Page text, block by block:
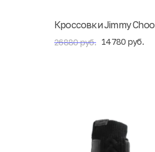
Кроссовки Jimmy Choo
26880 руб. 14780 руб.